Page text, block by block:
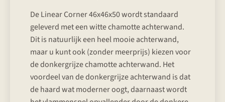
De Linear Corner 46x46x50 wordt standaard
geleverd met een witte chamotte achterwand.
Dit is natuurlijk een heel mooie achterwand,
maar u kunt ook (zonder meerprijs) kiezen voor
de donkergrijze chamotte achterwand. Het
voordeel van de donkergrijze achterwand is dat
de haard wat moderner oogt, daarnaast wordt